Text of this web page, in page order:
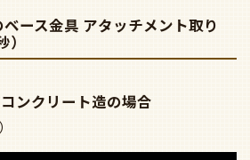
ース金具 アタッチメント取り
ンクリート造の場合